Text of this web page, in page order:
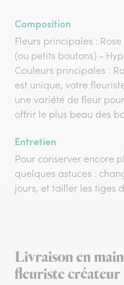
Composition
Fleurs principales :
(ou petits boutons) -
Couleurs principales :
est unique, votre
une variété de fleur
offrir le plus beau des
Entretien
Pour conserver encore
quelques astuces :
jours, et tailler les tiges
Livraison en
fleuriste créateur